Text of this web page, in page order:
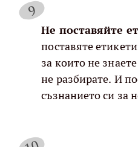
Не поставяйте
поставяте
за които не
не разбирате. И
съзнанието си за